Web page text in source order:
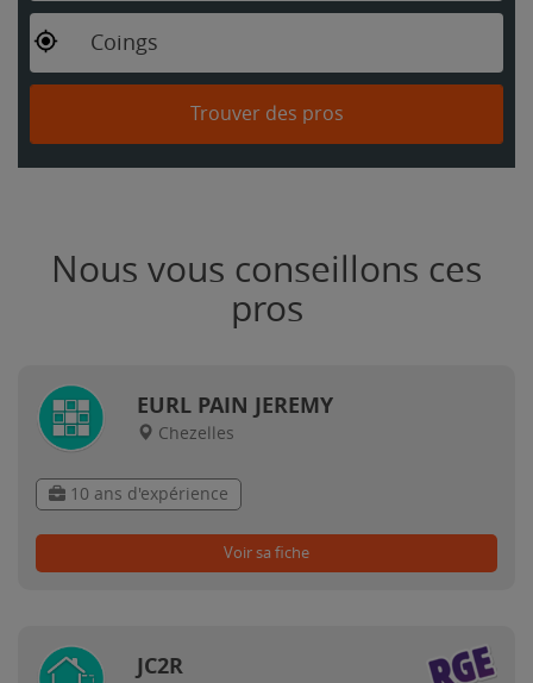
Coings
Trouver des pros
Nous vous conseillons ces
pros
EURL PAIN JEREMY
Chezelles
10 ans d'expérience
Voir sa fiche
JC2R